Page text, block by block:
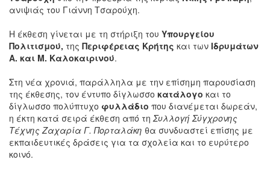
ανιψιάς του Γιάννη Τσαρούχη.
Η έκθεση γίνεται με τη στήριξη του Υπουργείου
Πολιτισμού, της Περιφέρειας Κρήτης και των Ιδρυμάτων
Α. και Μ. Καλοκαιρινού.
Στη νέα χρονιά, παράλληλα με την επίσημη παρουσίαση
της έκθεσης, τον έντυπο δίγλωσσο κατάλογο και το
δίγλωσσο πολύπτυχο φυλλάδιο που διανέμεται δωρεάν,
η έκτη κατά σειρά έκθεση από τη Συλλογή Σύγχρονης
Τέχνης Ζαχαρία Γ. Πορταλάκη θα συνδυαστεί επίσης με
εκπαιδευτικές δράσεις για τα σχολεία και το ευρύτερο
κοινό.